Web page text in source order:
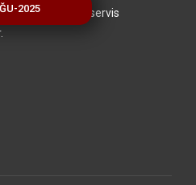
ve satış sonrası servis
2025